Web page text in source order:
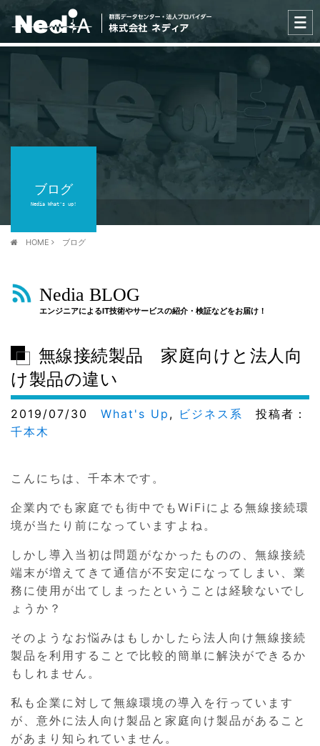
ブログ
Nedia What's up!
HOME ブログ
Nedia BLOG
エンジニアによるIT技術やサービスの紹介・検証などをお届け！
無線接続製品 家庭向けと法人向
け製品の違い
2019/07/30 What's Up , ビジネス系 投稿者：
千本木
こんにちは、千本木です。
企業内でも家庭でも街中でもWiFiによる無線接続環
境が当たり前になっていますよね。
しかし導入当初は問題がなかったものの、無線接続
端末が増えてきて通信が不安定になってしまい、業
務に使用が出てしまったということは経験ないでし
ょうか？
そのようなお悩みはもしかしたら法人向け無線接続
製品を利用することで比較的簡単に解決ができるか
もしれません。
私も企業に対して無線環境の導入を行っています
が、意外に法人向け製品と家庭向け製品があること
があまり知られていません。